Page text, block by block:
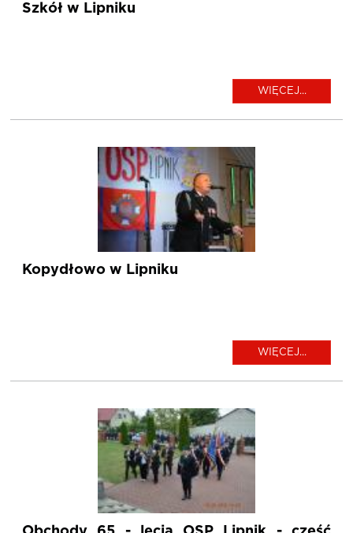
Szkół w Lipniku
WIĘCEJ...
Kopydłowo w Lipniku
WIĘCEJ...